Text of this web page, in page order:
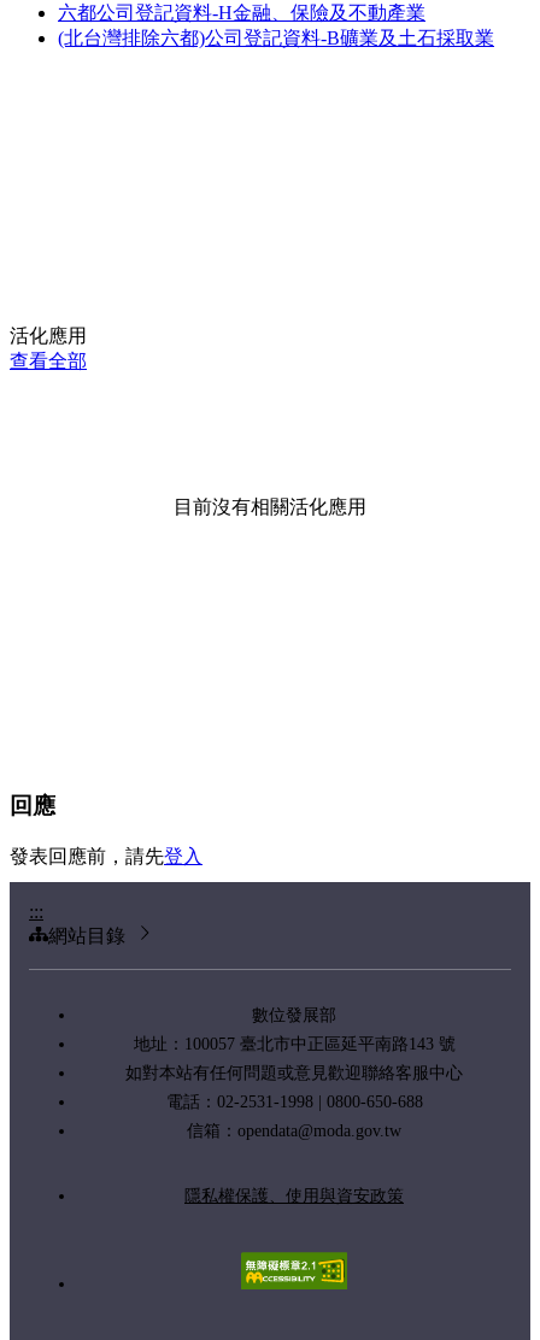
六都公司登記資料-H金融、保險及不動產業
(北台灣排除六都)公司登記資料-B礦業及土石採取業
活化應用
查看全部
目前沒有相關活化應用
回應
發表回應前，請先登入
:::
網站目錄
數位發展部
地址：100057 臺北市中正區延平南路143 號
如對本站有任何問題或意見歡迎聯絡客服中心
電話：02-2531-1998 | 0800-650-688
信箱： opendata@moda.gov.tw
隱私權保護、使用與資安政策